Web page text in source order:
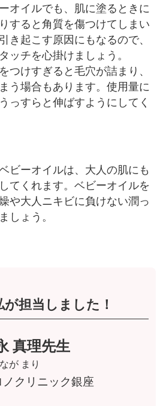
オイルでも、肌に塗るときに
すると角質を傷つけてしまい
き起こす原因にもなるので、
ッチを心掛けましょう。
つけすぎると毛穴が詰まり、
う場合もあります。使用量に
っすらと伸ばすようにしてく
ビーオイルは、大人の肌にも
てくれます。ベビーオイルを
や大人ニキビに負けない潤っ
しょう。
担当しました！
真理先生
が まり
ノクリニック銀座